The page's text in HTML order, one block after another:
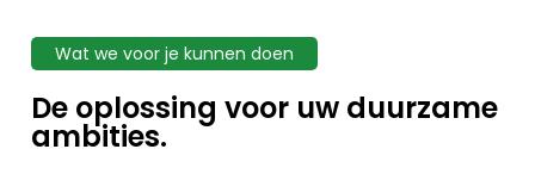
Wat we voor je kunnen doen
De oplossing voor uw duurzame
ambities.